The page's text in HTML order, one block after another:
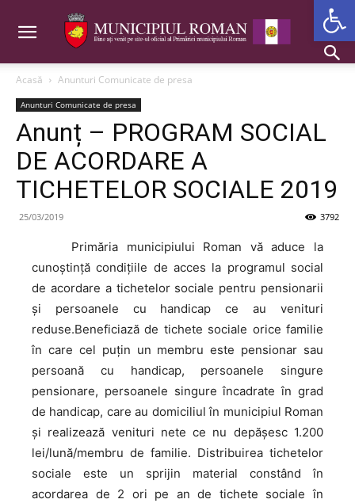
Acasă Anunturi Comunicate de presa
Anunturi Comunicate de presa
Anunț – PROGRAM SOCIAL
DE ACORDARE A
TICHETELOR SOCIALE 2019
25/03/2019 3792
Primăria municipiului Roman vă aduce la
cunoștință condițiile de acces la programul social
de acordare a tichetelor sociale pentru pensionarii
și persoanele cu handicap ce au venituri
reduse.Beneficiază de tichete sociale orice familie
în care cel puţin un membru este pensionar sau
persoană cu handicap, persoanele singure
pensionare, persoanele singure încadrate în grad
de handicap, care au domiciliul în municipiul Roman
şi realizează venituri nete ce nu depăşesc 1.200
lei/lună/membru de familie. Distribuirea tichetelor
sociale este un sprijin material constând în
acordarea de 2 ori pe an de tichete sociale în